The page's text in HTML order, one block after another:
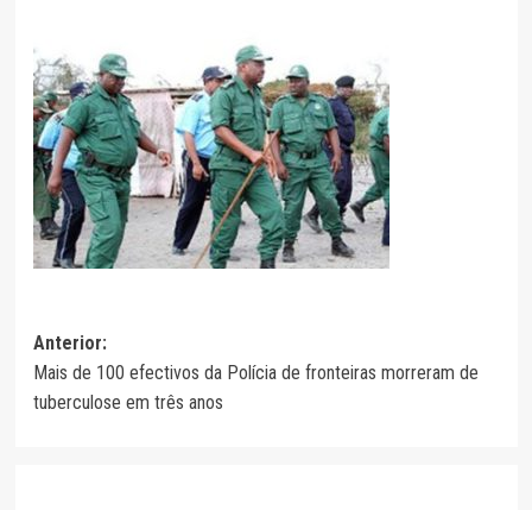
Navegação
de
Anterior:
Mais de 100 efectivos da Polícia de fronteiras morreram de
tuberculose em três anos